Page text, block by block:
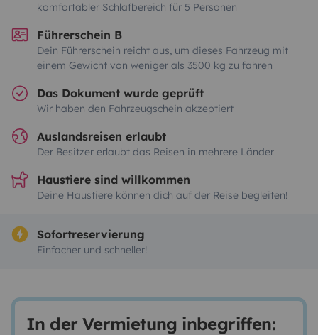
komfortabler Schlafbereich für 5 Personen
Führerschein B
Dein Führerschein reicht aus, um dieses Fahrzeug mit
einem Gewicht von weniger als 3500 kg zu fahren
Das Dokument wurde geprüft
Wir haben den Fahrzeugschein akzeptiert
Auslandsreisen erlaubt
Der Besitzer erlaubt das Reisen in mehrere Länder
Haustiere sind willkommen
Deine Haustiere können dich auf der Reise begleiten!
Sofortreservierung
Einfacher und schneller!
In der Vermietung inbegriffen: